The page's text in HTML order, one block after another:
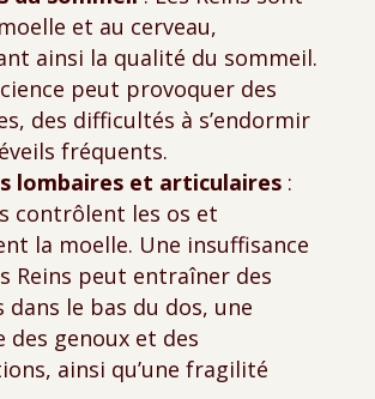
et au cerveau,
ainsi la qualité du sommeil.
peut provoquer des
des difficultés à s’endormir
fréquents.
lombaires et articulaires:
contrôlent les os et
la moelle. Une insuffisance
Reins peut entraîner des
dans le bas du dos, une
des genoux et des
ainsi qu’une fragilité